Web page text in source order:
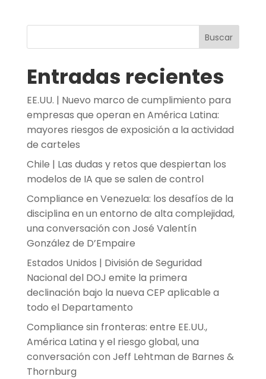
Buscar
Entradas recientes
EE.UU. | Nuevo marco de cumplimiento para
empresas que operan en América Latina:
mayores riesgos de exposición a la actividad
de carteles
Chile | Las dudas y retos que despiertan los
modelos de IA que se salen de control
Compliance en Venezuela: los desafíos de la
disciplina en un entorno de alta complejidad,
una conversación con José Valentín
González de D’Empaire
Estados Unidos | División de Seguridad
Nacional del DOJ emite la primera
declinación bajo la nueva CEP aplicable a
todo el Departamento
Compliance sin fronteras: entre EE.UU.,
América Latina y el riesgo global, una
conversación con Jeff Lehtman de Barnes &
Thornburg